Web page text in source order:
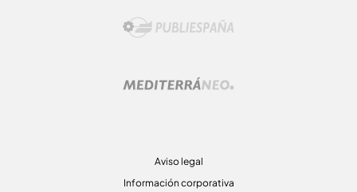
Aviso legal
Información corporativa